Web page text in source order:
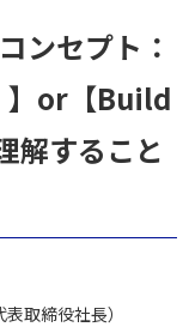
ンセプト：
】or【Build
解すること
取締役社長）